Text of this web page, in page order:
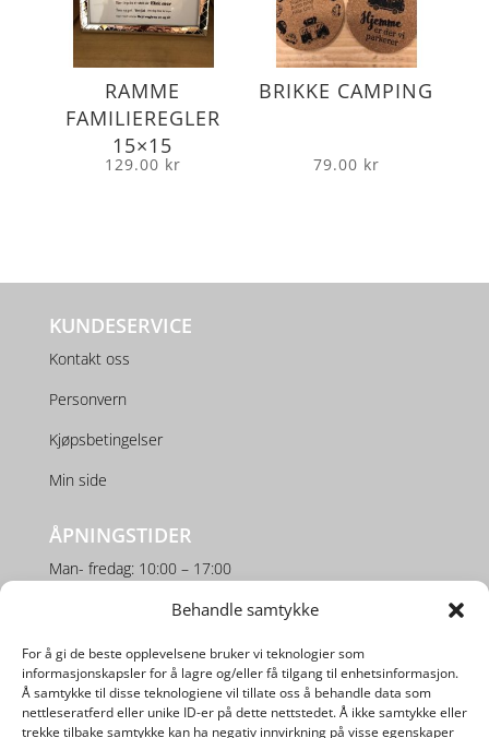
Behandle samtykke
For å gi de beste opplevelsene bruker vi teknologier som
informasjonskapsler for å lagre og/eller få tilgang til enhetsinformasjon.
Å samtykke til disse teknologiene vil tillate oss å behandle data som
nettleseratferd eller unike ID-er på dette nettstedet. Å ikke samtykke eller
trekke tilbake samtykke kan ha negativ innvirkning på visse egenskaper
RAMME
FAMILIEREGLER
15×15
129.00 kr
BRIKKE CAMPING
79.00 kr
KUNDESERVICE
Kontakt oss
Personvern
Kjøpsbetingelser
Min side
ÅPNINGSTIDER
Man- fredag: 10:00 – 17:00
Lørdag: 10:00 – 16:00
SOSIALE MEDIER